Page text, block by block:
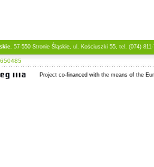
, 57-550 Stronie Śląskie, ul. Kościuszki 55, tel. (074)
Project co-financed with the means of the